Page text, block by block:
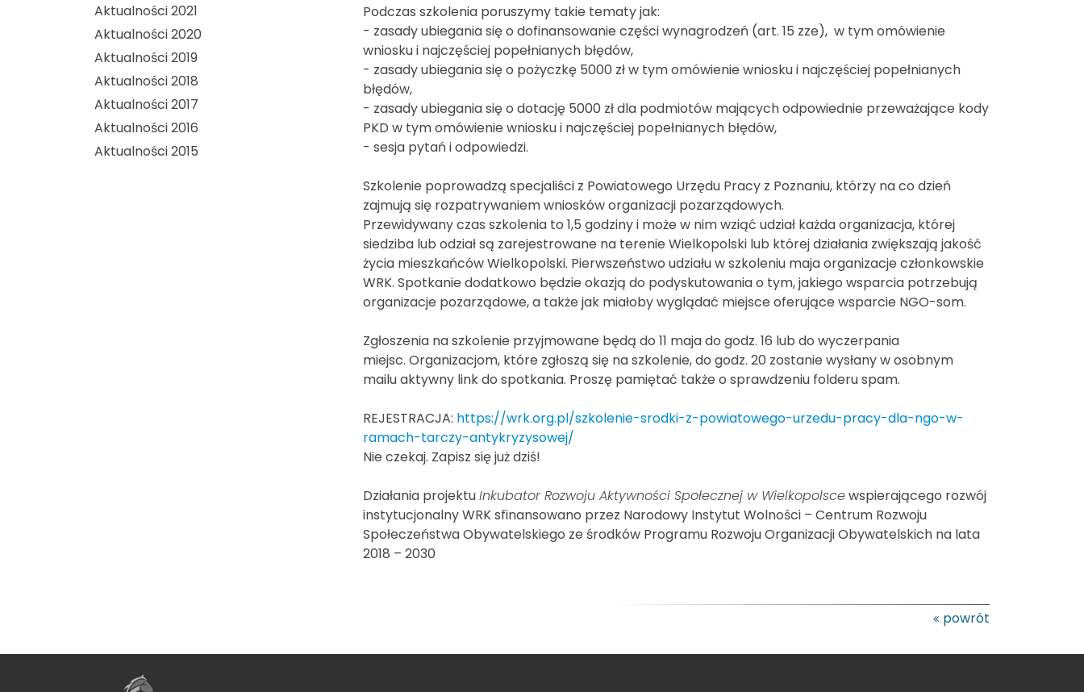
Aktualności 2021
Aktualności 2020
Aktualności 2019
Aktualności 2018
Aktualności 2017
Aktualności 2016
Aktualności 2015
Podczas szkolenia poruszymy takie tematy jak:
- zasady ubiegania się o dofinansowanie części wynagrodzeń (art. 15 zze), w tym omówienie
wniosku i najczęściej popełnianych błędów,
- zasady ubiegania się o pożyczkę 5000 zł w tym omówienie wniosku i najczęściej popełnianych
błędów,
- zasady ubiegania się o dotację 5000 zł dla podmiotów mających odpowiednie przeważające kody
PKD w tym omówienie wniosku i najczęściej popełnianych błędów,
- sesja pytań i odpowiedzi.
Szkolenie poprowadzą specjaliści z Powiatowego Urzędu Pracy z Poznaniu, którzy na co dzień
zajmują się rozpatrywaniem wniosków organizacji pozarządowych.
Przewidywany czas szkolenia to 1,5 godziny i może w nim wziąć udział każda organizacja, której
siedziba lub odział są zarejestrowane na terenie Wielkopolski lub której działania zwiększają jakość
życia mieszkańców Wielkopolski. Pierwszeństwo udziału w szkoleniu maja organizacje członkowskie
WRK. Spotkanie dodatkowo będzie okazją do podyskutowania o tym, jakiego wsparcia potrzebują
organizacje pozarządowe, a także jak miałoby wyglądać miejsce oferujące wsparcie NGO-som.
Zgłoszenia na szkolenie przyjmowane będą do 11 maja do godz. 16 lub do wyczerpania
miejsc. Organizacjom, które zgłoszą się na szkolenie, do godz. 20 zostanie wysłany w osobnym
mailu aktywny link do spotkania. Proszę pamiętać także o sprawdzeniu folderu spam.
REJESTRACJA: https://wrk.org.pl/szkolenie-srodki-z-powiatowego-urzedu-pracy-dla-ngo-w-
ramach-tarczy-antykryzysowej/
Nie czekaj. Zapisz się już dziś!
Działania projektuInkubator Rozwoju Aktywności Społecznej w Wielkopolscewspierającego rozwój
instytucjonalny WRK sfinansowano przez Narodowy Instytut Wolności – Centrum Rozwoju
Społeczeństwa Obywatelskiego ze środków Programu Rozwoju Organizacji Obywatelskich na lata
2018 – 2030
powrót